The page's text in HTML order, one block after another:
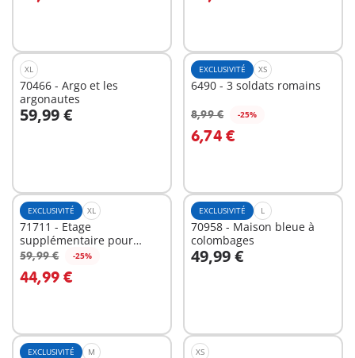
XL
70466 - Argo et les
argonautes
59,99 €
Au panier
EXCLUSIVITÉ XS
6490 - 3 soldats romains
8,99 € -25%
6,74 €
Au panier
EXCLUSIVITÉ XL
71711 - Etage
supplémentaire pour
Maison Belle Epoque
59,99 € -25%
44,99 €
Au panier
EXCLUSIVITÉ L
70958 - Maison bleue à
colombages
49,99 €
Au panier
EXCLUSIVITÉ M XS